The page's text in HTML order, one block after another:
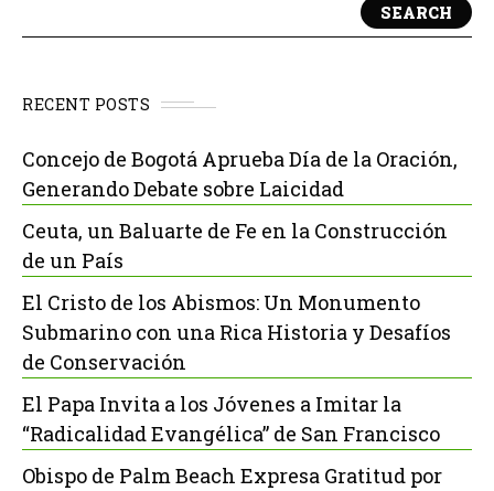
SEARCH
RECENT POSTS
Concejo de Bogotá Aprueba Día de la Oración,
Generando Debate sobre Laicidad
Ceuta, un Baluarte de Fe en la Construcción
de un País
El Cristo de los Abismos: Un Monumento
Submarino con una Rica Historia y Desafíos
de Conservación
El Papa Invita a los Jóvenes a Imitar la
“Radicalidad Evangélica” de San Francisco
Obispo de Palm Beach Expresa Gratitud por